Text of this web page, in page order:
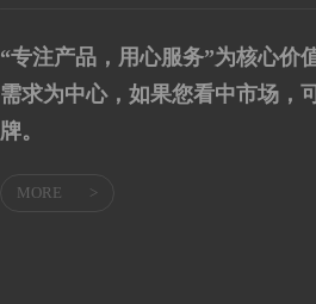
“专注产品，用心服务”为核心价
需求为中心，如果您看中市场，
牌。
MORE >